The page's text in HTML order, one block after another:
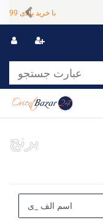
Previous
برنج